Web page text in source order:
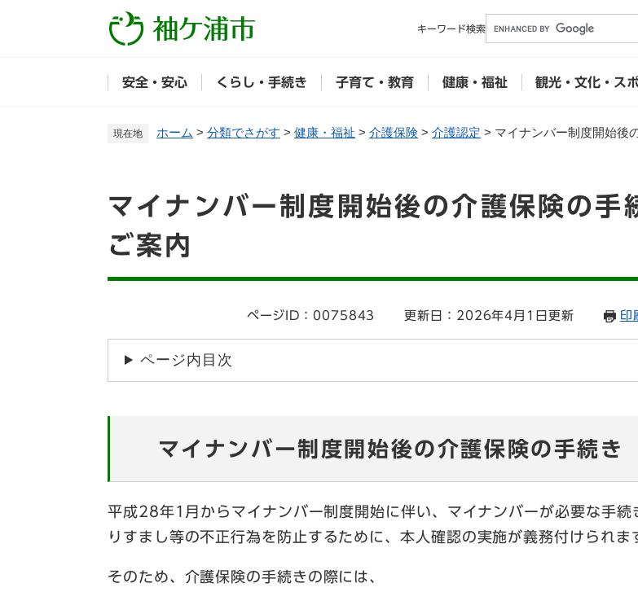
メニューを飛ばして本文へ
キーワード検索
安全・安心 くらし・手続き 子育て・教育 健康・福祉 観光・文化・ス
現在地 ホーム > 分類でさがす > 健康・福祉 > 介護保険 > 介護認定 > マイナンバー制度開始後
文
マイナンバー制度開始後の介護保険の手
ご案内
ページID：0075843 更新日：2026年4月1日更新 印
ページ内目次
マイナンバー制度開始後の介護保険の手続き
平成28年1月からマイナンバー制度開始に伴い、マイナンバーが必要な手続
りすまし等の不正行為を防止するために、本人確認の実施が義務付けられま
そのため、介護保険の手続きの際には、